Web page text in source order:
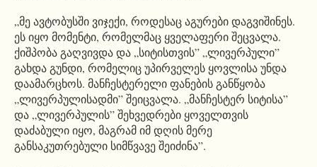
„მე ავტობუსში ვიჯექი, როდესაც აგურები დაგვიშინეს.
ეს იყო მომენტი, რომელმაც ყველაფერი შეცვალა.
ქიშპობა გაღვივდა და „სიტისთვის” „ლივერპული”
გახდა გუნდი, რომელიც უპირველეს ყოვლისა უნდა
დაამარცხოს. მანჩესტერელი ფანების განწყობა
„ლივერპულისადმი” შეიცვალა. „მანჩესტერ სიტისა”
და „ლივერპულის” შეხვედრები ყოველთვის
დაძაბული იყო, მაგრამ იმ დღის მერე
განსაკუთრებული სიმწვავე შეიძინა”.